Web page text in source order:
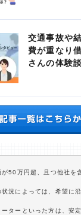
交通事故や
費が重なり
さんの体験
が50万円超、且つ他社を
況によっては、希望に
ターといった方は、安